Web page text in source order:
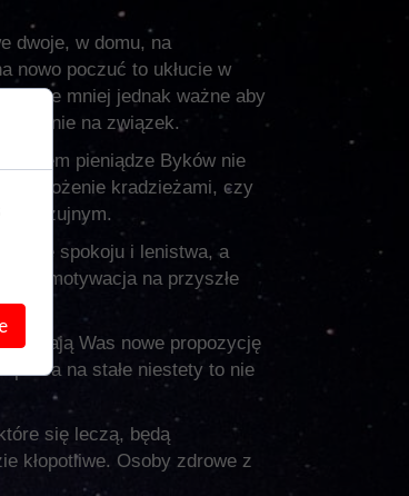
dwoje, w domu, na
nowo poczuć to ukłucie w
Nie mniej jednak ważne aby
na związek.
pieniądze Byków nie
Zagrożenie kradzieżami, czy
czujnym.
spokoju i lenistwa, a
że motywacja na przyszłe
czekają Was nowe propozycję
praca na stałe niestety to nie
się leczą, będą
kłopotliwe. Osoby zdrowe z